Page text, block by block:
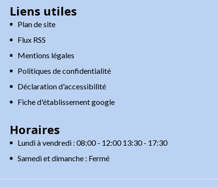
Liens utiles
Plan de site
Flux RSS
Mentions légales
Politiques de confidentialité
Déclaration d'accessibilité
Fiche d'établissement google
Horaires
Lundi à vendredi : 08:00 - 12:00 13:30 - 17:30
Samedi et dimanche : Fermé